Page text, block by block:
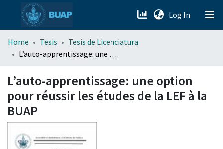
Log In (current)
menu.section.about_menu
Home Tesis
Tesis de Licenciatura
L’auto-apprentissage: une option pour réussir les études de la LEF à la BUAP
L’auto-apprentissage: une option
pour réussir les études de la LEF à la
BUAP